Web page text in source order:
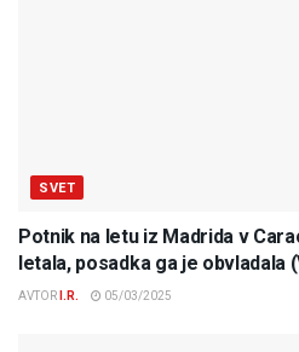
SVET
Potnik na letu iz Madrida v
letala, posadka ga je obvladala
AVTOR I.R. 05/03/2025